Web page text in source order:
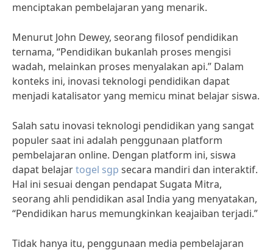
menciptakan pembelajaran yang menarik.
Menurut John Dewey, seorang filosof pendidikan
ternama, “Pendidikan bukanlah proses mengisi
wadah, melainkan proses menyalakan api.” Dalam
konteks ini, inovasi teknologi pendidikan dapat
menjadi katalisator yang memicu minat belajar siswa.
Salah satu inovasi teknologi pendidikan yang sangat
populer saat ini adalah penggunaan platform
pembelajaran online. Dengan platform ini, siswa
dapat belajartogel sgp secara mandiri dan interaktif.
Hal ini sesuai dengan pendapat Sugata Mitra,
seorang ahli pendidikan asal India yang menyatakan,
“Pendidikan harus memungkinkan keajaiban terjadi.”
Tidak hanya itu, penggunaan media pembelajaran